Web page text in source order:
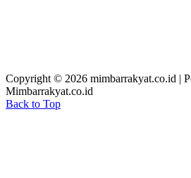
Copyright © 2026 mimbarrakyat.co.id |
Mimbarrakyat.co.id
Back to Top